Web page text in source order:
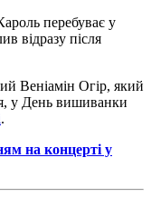
перебуває у
відразу після
Веніамін Огір, який
у День вишиванки
.
на концерті у